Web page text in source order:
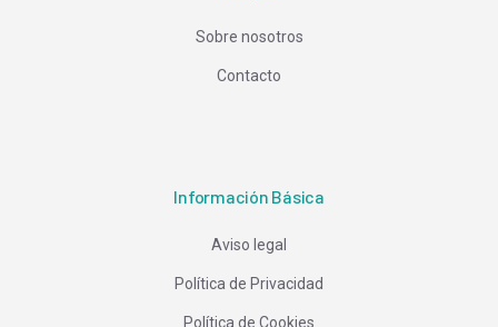
Sobre nosotros
Contacto
Información Básica
Aviso legal
Política de Privacidad
Política de Cookies